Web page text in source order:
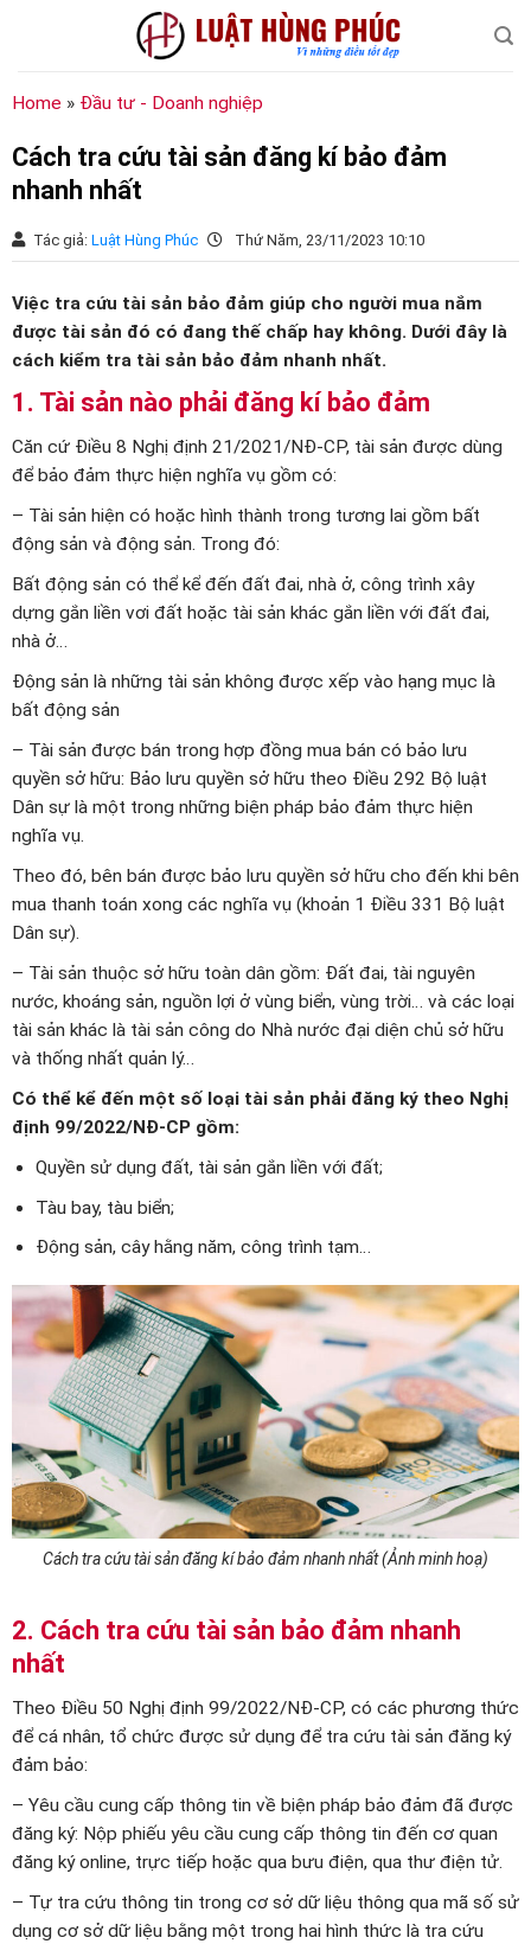
dung
Home » Đầu tư - Doanh nghiệp
Cách tra cứu tài sản đăng kí bảo đảm
nhanh nhất
Tác giả: Luật Hùng Phúc Thứ Năm, 23/11/2023 10:10
Việc tra cứu tài sản bảo đảm giúp cho người mua nắm
được tài sản đó có đang thế chấp hay không. Dưới đây là
cách kiểm tra tài sản bảo đảm nhanh nhất.
1. Tài sản nào phải đăng kí bảo đảm
Căn cứ Điều 8 Nghị định 21/2021/NĐ-CP, tài sản được dùng
để bảo đảm thực hiện nghĩa vụ gồm có:
– Tài sản hiện có hoặc hình thành trong tương lai gồm bất
động sản và động sản. Trong đó:
Bất động sản có thể kể đến đất đai, nhà ở, công trình xây
dựng gắn liền vơi đất hoặc tài sản khác gắn liền với đất đai,
nhà ở…
Động sản là những tài sản không được xếp vào hạng mục là
bất động sản
– Tài sản được bán trong hợp đồng mua bán có bảo lưu
quyền sở hữu: Bảo lưu quyền sở hữu theo Điều 292 Bộ luật
Dân sự là một trong những biện pháp bảo đảm thực hiện
nghĩa vụ.
Theo đó, bên bán được bảo lưu quyền sở hữu cho đến khi bên
mua thanh toán xong các nghĩa vụ (khoản 1 Điều 331 Bộ luật
Dân sự).
– Tài sản thuộc sở hữu toàn dân gồm: Đất đai, tài nguyên
nước, khoáng sản, nguồn lợi ở vùng biển, vùng trời… và các loại
tài sản khác là tài sản công do Nhà nước đại diện chủ sở hữu
và thống nhất quản lý…
Có thể kể đến một số loại tài sản phải đăng ký theo Nghị
định 99/2022/NĐ-CP gồm:
Quyền sử dụng đất, tài sản gắn liền với đất;
Tàu bay, tàu biển;
Động sản, cây hằng năm, công trình tạm…
Cách tra cứu tài sản đăng kí bảo đảm nhanh nhất (Ảnh minh hoạ)
2. Cách tra cứu tài sản bảo đảm nhanh
nhất
Theo Điều 50 Nghị định 99/2022/NĐ-CP, có các phương thức
để cá nhân, tổ chức được sử dụng để tra cứu tài sản đăng ký
đảm bảo:
– Yêu cầu cung cấp thông tin về biện pháp bảo đảm đã được
đăng ký: Nộp phiếu yêu cầu cung cấp thông tin đến cơ quan
đăng ký online, trực tiếp hoặc qua bưu điện, qua thư điện tử.
– Tự tra cứu thông tin trong cơ sở dữ liệu thông qua mã số sử
dụng cơ sở dữ liệu bằng một trong hai hình thức là tra cứu